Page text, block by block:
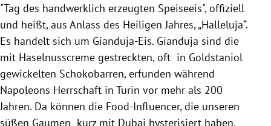
Untermenü
"Tag des handwerklich erzeugten Speiseeis", offiziell
und heißt, aus Anlass des Heiligen Jahres, „Halleluja“.
Es handelt sich um Gianduja-Eis. Gianduja sind die
mit Haselnusscreme gestreckten, oft in Goldstaniol
gewickelten Schokobarren, erfunden während
Napoleons Herrschaft in Turin vor mehr als 200
Jahren. Da können die Food-Influencer, die unseren
süßen Gaumen kurz mit Dubai hysterisiert haben,